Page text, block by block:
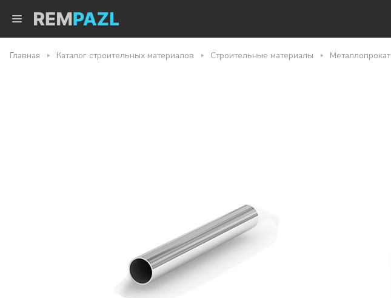
Главная Каталог строительных материалов Строительные материалы Металлопрокат